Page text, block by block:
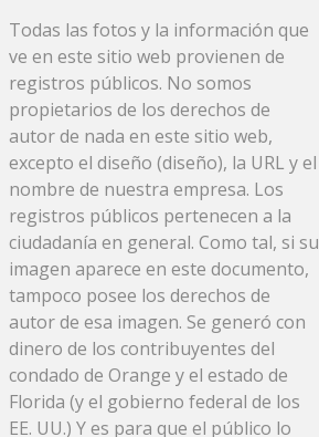
Todas las fotos y la información que
ve en este sitio web provienen de
registros públicos. No somos
propietarios de los derechos de
autor de nada en este sitio web,
excepto el diseño (diseño), la URL y el
nombre de nuestra empresa. Los
registros públicos pertenecen a la
ciudadanía en general. Como tal, si su
imagen aparece en este documento,
tampoco posee los derechos de
autor de esa imagen. Se generó con
dinero de los contribuyentes del
condado de Orange y el estado de
Florida (y el gobierno federal de los
EE. UU.) Y es para que el público lo